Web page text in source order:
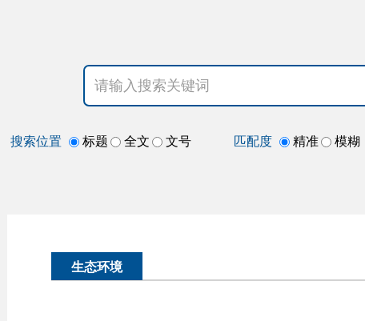
搜索位置 标题 全文 文号 匹配度 精准 模糊
生态环境